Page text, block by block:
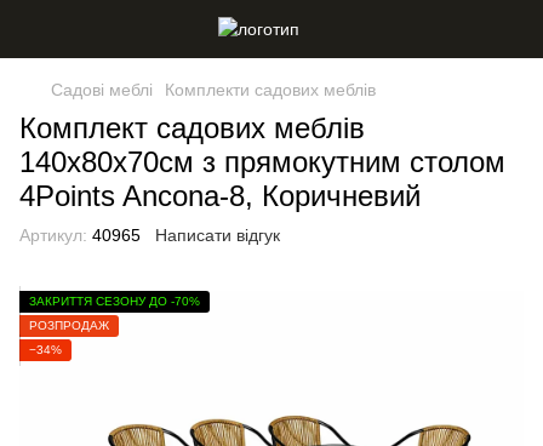
Садові меблі Комплекти садових меблів
Комплект садових меблів
140х80х70см з прямокутним столом
4Points Ancona-8, Коричневий
Артикул: 40965 Написати відгук
ЗАКРИТТЯ СЕЗОНУ ДО -70%
РОЗПРОДАЖ
−34%